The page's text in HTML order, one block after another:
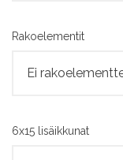
Rakoelementit
6x15 lisäikkunat